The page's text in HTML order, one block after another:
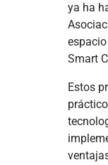
ya ha
Smart
Estos